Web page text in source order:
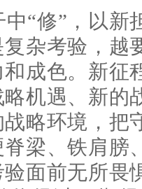
中“修”，以新
杂考验，越
成色。新征
机遇、新的
略环境，把
梁、铁肩膀
面前无所畏